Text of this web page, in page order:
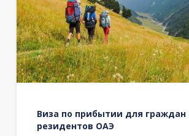
Виза по прибытии для граждан
резидентов ОАЭ